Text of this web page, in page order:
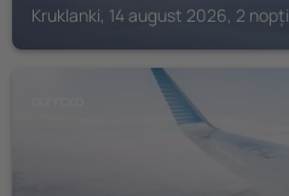
Kruklanki, 14 august 2026, 2 nopți